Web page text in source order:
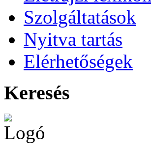
Szolgáltatások
Nyitva tartás
Elérhetőségek
Keresés